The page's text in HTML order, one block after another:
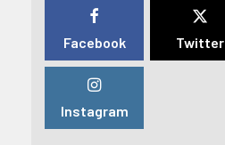
Facebook Twitter
Instagram